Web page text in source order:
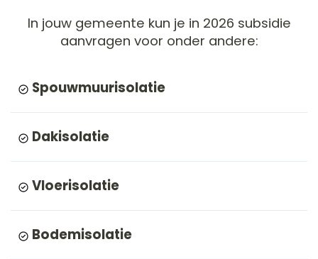
In jouw gemeente kun je in 2026 subsidie
aanvragen voor onder andere:
Spouwmuurisolatie
Dakisolatie
Vloerisolatie
Bodemisolatie